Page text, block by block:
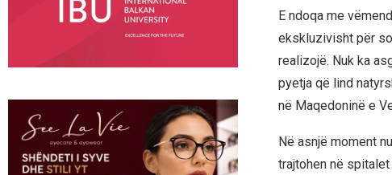
E ndoqa me
ekskluzivisht për
realizojë. Nuk ka
pyetja që lind
në Maqedoninë e
Në asnjë moment
trajtohen në